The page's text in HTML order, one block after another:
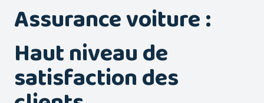
Assurance voiture :
Haut niveau de
satisfaction des